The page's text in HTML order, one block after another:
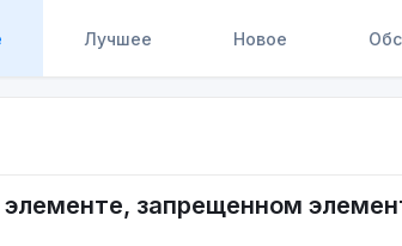
Лучшее Новое
элементе, запрещенном